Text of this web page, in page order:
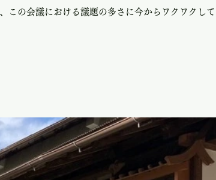
この会議における議題の多さに今からワクワクし